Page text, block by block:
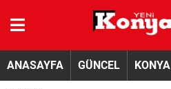
ANASAYFA GÜNCEL KONYA